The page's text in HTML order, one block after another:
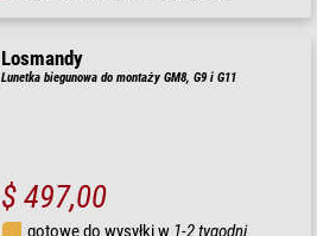
Losmandy
Lunetka biegunowa do montaży GM8, G9 i G11
$ 497,00
gotowe do wysyłki w 1-2 tygodni